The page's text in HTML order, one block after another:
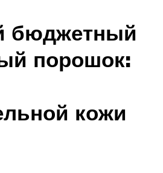
бюджетный
порошок:
кожи